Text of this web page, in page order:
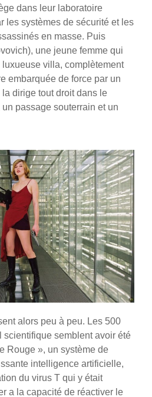
dans leur laboratoire
les systèmes de sécurité et les
en masse. Puis
une jeune femme qui
villa, complètement
embarquée de force par un
dirige tout droit dans le
passage souterrain et un
alors peu à peu. Les 500
scientifique semblent avoir été
Rouge », un système de
intelligence artificielle,
du virus T qui y était
a la capacité de réactiver le